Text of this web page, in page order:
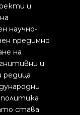
и
научно-
предимно
на
и
редица
става